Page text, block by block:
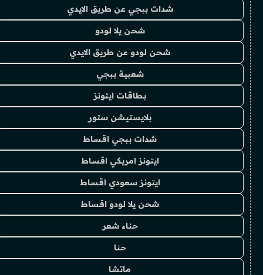
شدات ببجي عن طريق الايدي
شحن يلا لودو
شحن لودو عن طريق الايدي
شعبية ببجي
بطاقات ايتونز
بلايستيشن ستور
شدات ببجي اقساط
ايتونز امريكي اقساط
ايتونز سعودي اقساط
شحن يلا لودو اقساط
حناء شعر
حنا
ماتشا